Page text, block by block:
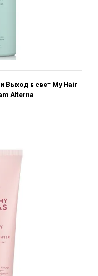
Выход в свет My Hair
Alterna